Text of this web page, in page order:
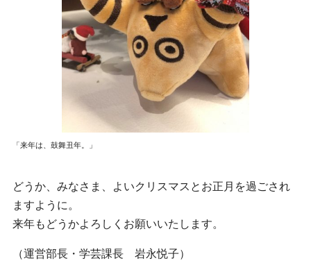
「来年は、鼓舞丑年。」
どうか、みなさま、よいクリスマスとお正月を過ごされ
ますように。
来年もどうかよろしくお願いいたします。
（運営部長・学芸課長 岩永悦子）